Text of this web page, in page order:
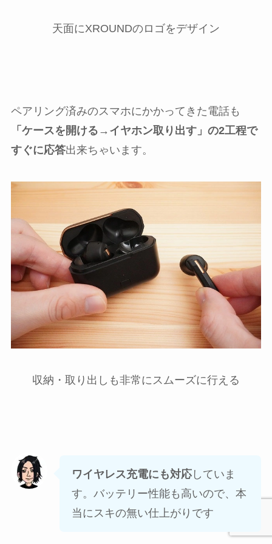
天面にXROUNDのロゴをデザイン
ペアリング済みのスマホにかかってきた電話も
「ケースを開ける→イヤホン取り出す」の2工程で
すぐに応答出来ちゃいます。
収納・取り出しも非常にスムーズに行える
ワイヤレス充電にも対応していま
す。バッテリー性能も高いので、本
当にスキの無い仕上がりです